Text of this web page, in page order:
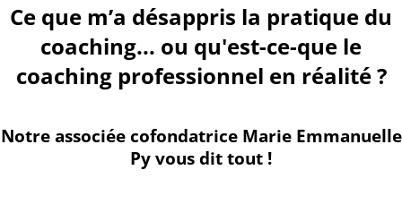
Ce que m’a désappris la pratique du
coaching... ou qu'est-ce-que le
coaching professionnel en réalité ?
Notre associée cofondatrice Marie Emmanuelle
Py vous dit tout !